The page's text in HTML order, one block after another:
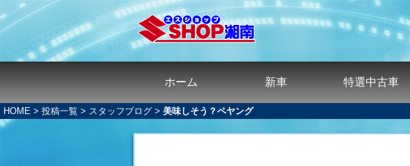
ホーム 新車 特選中古車
HOME > 投稿一覧 > スタッフブログ > 美味しそう？ペヤング